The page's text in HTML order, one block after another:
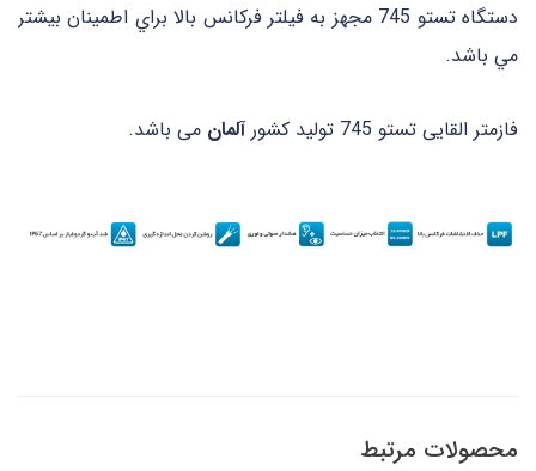
دستگاه تستو 745 مجهز به فيلتر فركانس بالا براي اطمينان بيشتر
مي باشد.
فازمتر القایی تستو 745 تولید کشور آلمان می باشد.
محصولات مرتبط